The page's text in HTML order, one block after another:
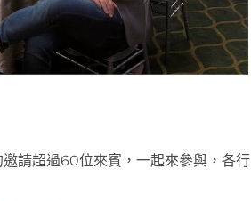
請超過60位來賓，一起來參與，各行